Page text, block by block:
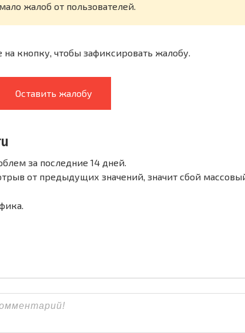
жалоб от пользователей.
кнопку, чтобы зафиксировать жалобу.
Оставить жалобу
за последние 14 дней.
от предыдущих значений, значит сбой